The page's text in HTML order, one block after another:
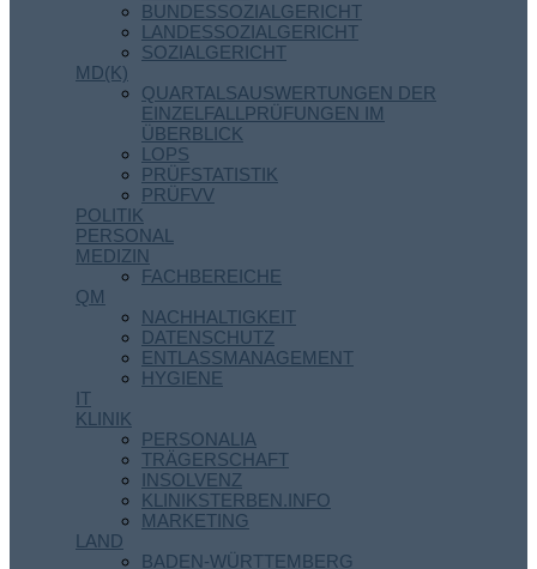
BUNDESSOZIALGERICHT
LANDESSOZIALGERICHT
SOZIALGERICHT
MD(K)
QUARTALSAUSWERTUNGEN DER
EINZELFALLPRÜFUNGEN IM
ÜBERBLICK
LOPS
PRÜFSTATISTIK
PRÜFVV
POLITIK
PERSONAL
MEDIZIN
FACHBEREICHE
QM
NACHHALTIGKEIT
DATENSCHUTZ
ENTLASSMANAGEMENT
HYGIENE
IT
KLINIK
PERSONALIA
TRÄGERSCHAFT
INSOLVENZ
KLINIKSTERBEN.INFO
MARKETING
LAND
BADEN-WÜRTTEMBERG